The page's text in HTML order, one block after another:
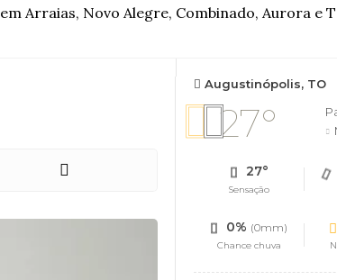
Arraias, Novo Alegre, Combinado, Aurora e
Augustinópolis, TO
27°
27°
Sensação
0% (0mm)
Chance chuva